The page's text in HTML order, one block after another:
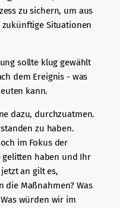
zu sichern, um aus
Situationen
sollte klug gewählt
dem Ereignis - was
kann.
dazu, durchzuatmen.
zu haben.
im Fokus der
gelitten haben und Ihr
an gilt es,
die Maßnahmen? Was
würden wir im